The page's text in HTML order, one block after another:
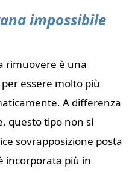
impossibile
rimuovere è una
essere molto più
A differenza
questo tipo non si
sovrapposizione posta
incorporata più in